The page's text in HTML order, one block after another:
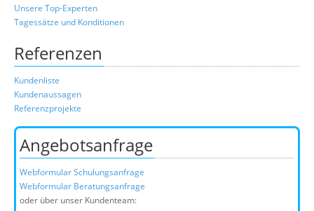
Unsere Top-Experten
Tagessätze und Konditionen
Referenzen
Kundenliste
Kundenaussagen
Referenzprojekte
Angebotsanfrage
Webformular Schulungsanfrage
Webformular Beratungsanfrage
oder über unser Kundenteam: